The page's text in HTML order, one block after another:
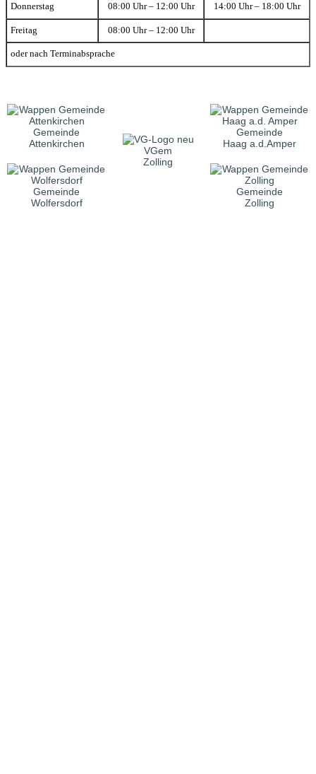
Donnerstag 08:00 Uhr – 12:00 Uhr 14:00 Uhr – 18:00 Uhr
Freitag 08:00 Uhr – 12:00 Uhr
oder nach Terminabsprache
Gemeinde
Attenkirchen
VGem
Zolling
Gemeinde
Haag a.d.Amper
Gemeinde
Wolfersdorf
Gemeinde
Zolling